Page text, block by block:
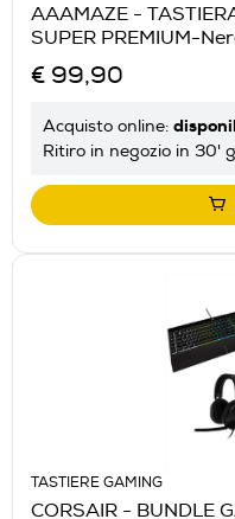
AAAMAZE -
SUPER PREMIUM-
€ 99,90
Acquisto online:
Ritiro in negozio in 30'
TASTIERE GAMING
CORSAIR - BUNDLE